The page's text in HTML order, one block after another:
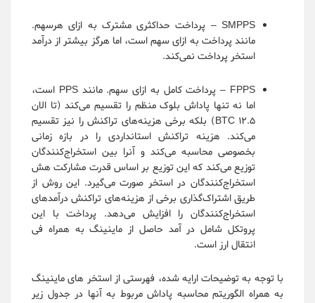
SMPPS – پرداخت حداکثری مشترک به ازای هرسهم.
مانند پرداخت به ازای سهم است، اما هرگز بیشتر از درآمد
استخر پرداخت نمی‌کند.
FPPS – پرداخت کامل به ازای سهم. مانند PPS است،
اما نه تنها پاداش بلوک منظم را تقسیم می‌کند (تا الان
12.5 BTC) بلکه برخی هزینه‌های تراکنش را نیز تقسیم
می‌کند. هزینه تراکنش استانداردی را در بازه زمانی
بخصوصی محاسبه می‌کند و آنرا بین استخراج‌کنندگان
توزیع می‌کند که این توزیع بر اساس قدرت مشارکت هش
استخراج‌کنندگان در استخر صورت می‌گیرد. این روش از
طریق اشتراک‌گذاری برخی از هزینه‌های تراکنش درآمدهای
استخراج‌کنندگان را افزایش می‌دهد. پرداخت با این
پروتکل شامل در آمد حاصل از ماینینگ به همراه فی
انتقال ارز است.
با توجه به توضیحات ارایه شده، فهرستی از استخر های ماینینگ
به همراه الگوریتم محاسبه پاداش مربوط به آنها در جدول زیر